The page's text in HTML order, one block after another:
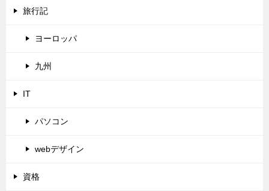
旅行記
ヨーロッパ
九州
IT
パソコン
webデザイン
資格